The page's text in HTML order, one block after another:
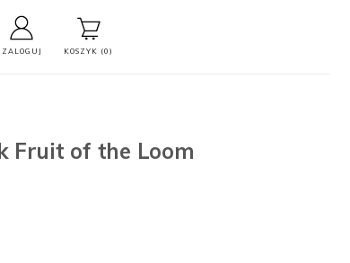
ZALOGUJ KOSZYK (0)
Fruit of the Loom